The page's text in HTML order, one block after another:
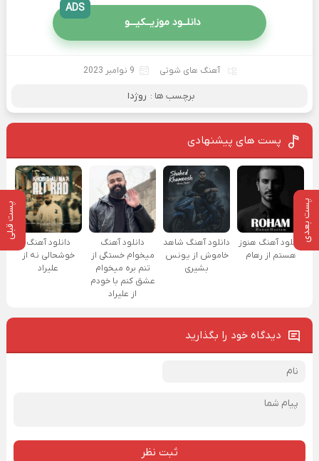
پست بعدی پست قبلی
دانلــود موزیــکیـــو
ADS
آهنگ های شوتی 9 نوامبر 2023
برچسب ها : روژدا
پست های پیشنهادی
دانلود آهنگ هنوز
هستم از رهام
دانلود آهنگ شاهد
خاموش از یونس
بشیری
دانلود آهنگ
میخوام خستگی از
تنم بره میخوام
عشق کنم با خودم
از علیراد
دانلود آهنگ
خوشحالی نه از
علیراد
دیدگاه خود را بگذارید
ثبت نظر